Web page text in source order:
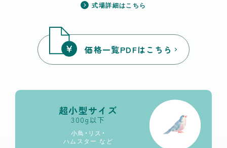
式場詳細はこちら
価格一覧PDFはこちら
超小型サイズ
300g以下
小鳥・リス・
ハムスター など